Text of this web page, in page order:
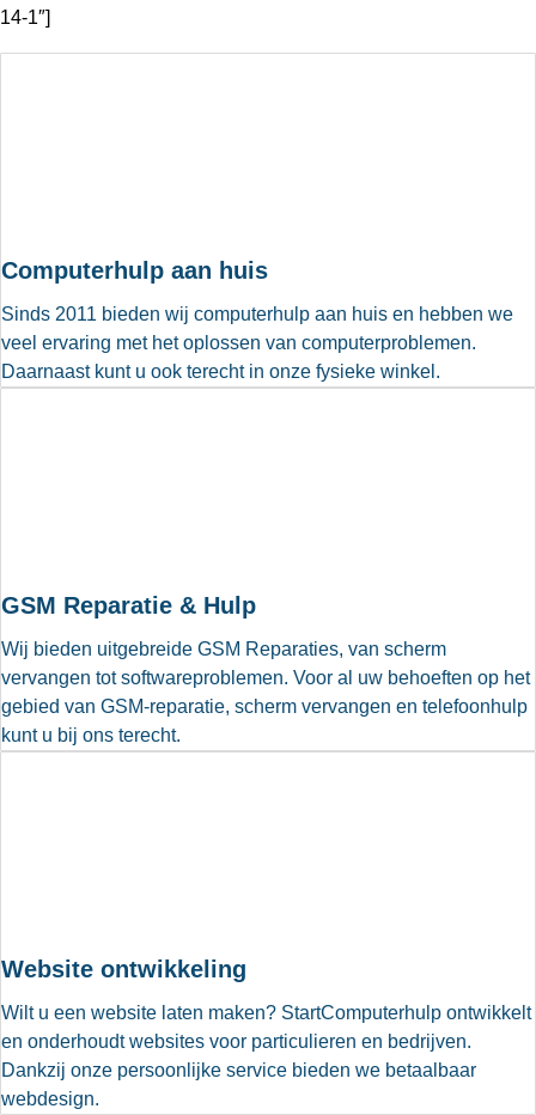
14-1″]
Computerhulp aan huis
Sinds 2011 bieden wij computerhulp aan huis en hebben we
veel ervaring met het oplossen van computerproblemen.
Daarnaast kunt u ook terecht in onze fysieke winkel.
GSM Reparatie & Hulp
Wij bieden uitgebreide GSM Reparaties, van scherm
vervangen tot softwareproblemen. Voor al uw behoeften op het
gebied van GSM-reparatie, scherm vervangen en telefoonhulp
kunt u bij ons terecht.
Website ontwikkeling
Wilt u een website laten maken? StartComputerhulp ontwikkelt
en onderhoudt websites voor particulieren en bedrijven.
Dankzij onze persoonlijke service bieden we betaalbaar
webdesign.